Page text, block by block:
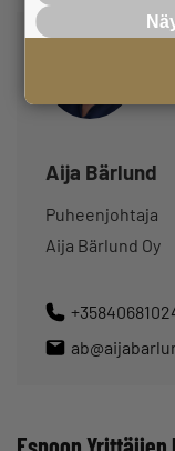
Aija Bärlund
Puheenjohtaja
Aija Bärlund Oy